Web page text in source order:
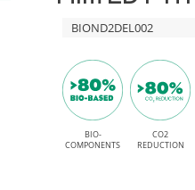
BIOND2DEL002
BIO-
COMPONENTS
CO2
REDUCTION
EL002
Sacral
finish
permanent
adhesive